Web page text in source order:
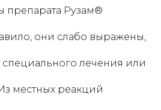
препарата Рузам®
они слабо выражены,
лечения или
местных реакций